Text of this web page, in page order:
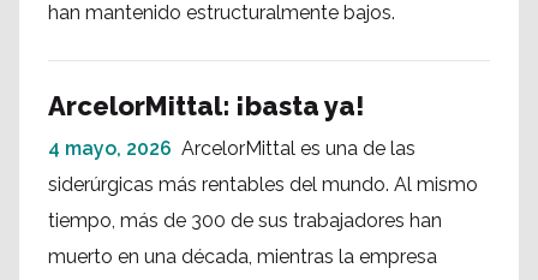
han mantenido estructuralmente bajos.
ArcelorMittal: ¡basta ya!
4 mayo, 2026 ArcelorMittal es una de las
siderúrgicas más rentables del mundo. Al mismo
tiempo, más de 300 de sus trabajadores han
muerto en una década, mientras la empresa